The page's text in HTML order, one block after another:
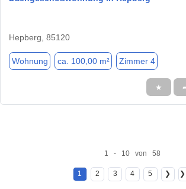
Hepberg, 85120
Wohnung ca. 100,00 m² Zimmer 4
★
1 - 10 von 58
1 2 3 4 5 ❯